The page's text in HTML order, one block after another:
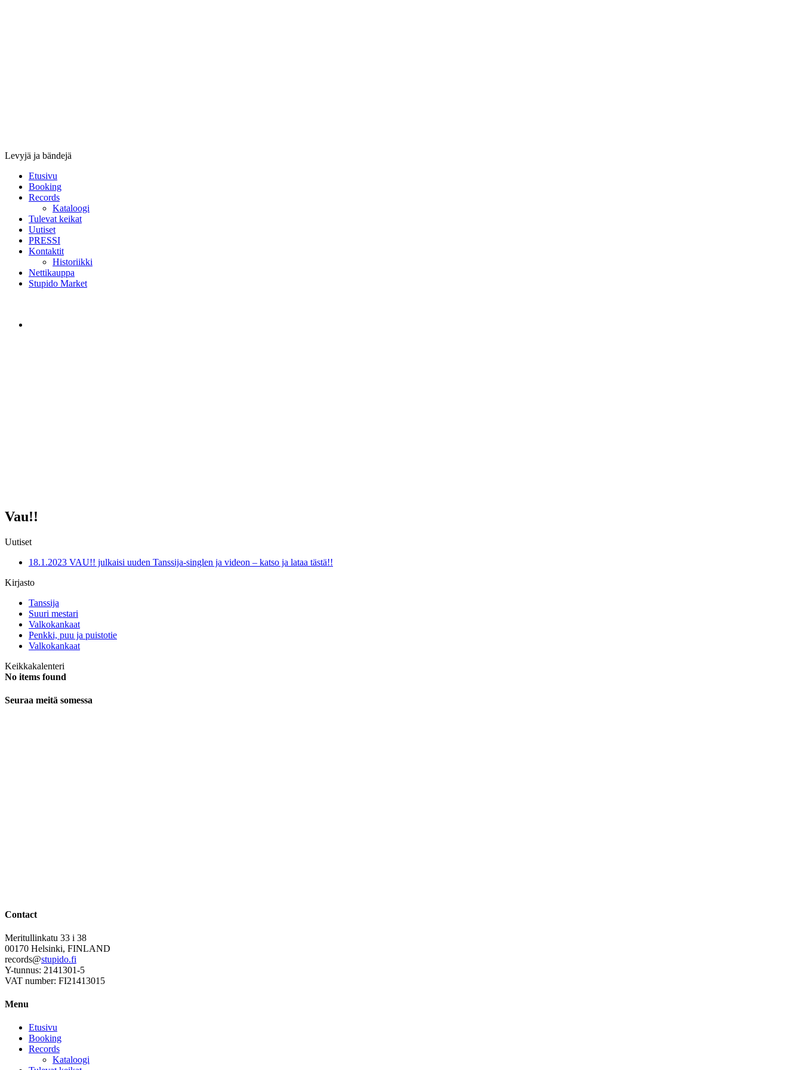
Levyjä ja bändejä
Etusivu
Booking
Records
Kataloogi
Tulevat keikat
Uutiset
PRESSI
Kontaktit
Historiikki
Nettikauppa
Stupido Market
Vau!!
Uutiset
18.1.2023 VAU!! julkaisi uuden Tanssija-singlen ja videon – katso ja lataa tästä!!
Kirjasto
Tanssija
Suuri mestari
Valkokankaat
Penkki, puu ja puistotie
Valkokankaat
Keikkakalenteri
No items found
Seuraa meitä somessa
Contact
Meritullinkatu 33 i 38
00170 Helsinki, FINLAND
records@stupido.fi
Y-tunnus: 2141301-5
VAT number: FI21413015
Menu
Etusivu
Booking
Records
Kataloogi